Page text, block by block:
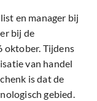
en manager bij
bij de
oktober. Tijdens
van handel
is dat de
gebied.